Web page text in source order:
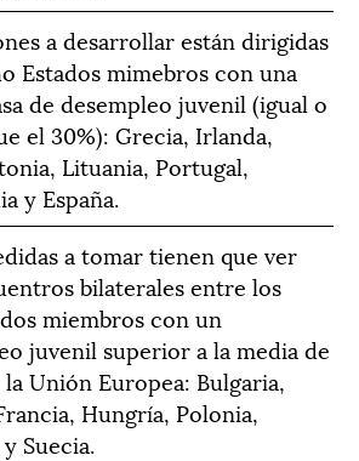
a desarrollar están dirigidas
Estados mimebros con una
de desempleo juvenil (igual o
el 30%): Grecia, Irlanda,
Lituania, Portugal,
y España.
a tomar tienen que ver
bilaterales entre los
miembros con un
juvenil superior a la media de
la Unión Europea: Bulgaria,
Hungría, Polonia,
Suecia.